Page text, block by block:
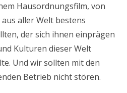
Hausordnungsfilm, von
aller Welt bestens
der sich ihnen einprägen
Kulturen dieser Welt
Und wir sollten mit den
Betrieb nicht stören.